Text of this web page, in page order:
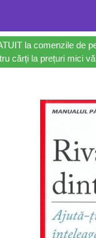
la comenzile de
cărți la prețuri mici